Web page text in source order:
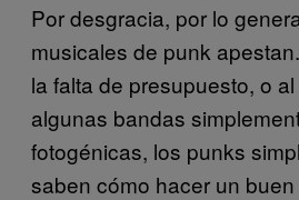
Por desgracia, por lo
musicales de punk
la falta de presupuesto, o
algunas bandas
fotogénicas, los punks
saben cómo hacer un